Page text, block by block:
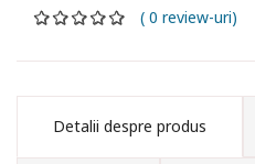
( 0 review-uri)
Detalii despre produs